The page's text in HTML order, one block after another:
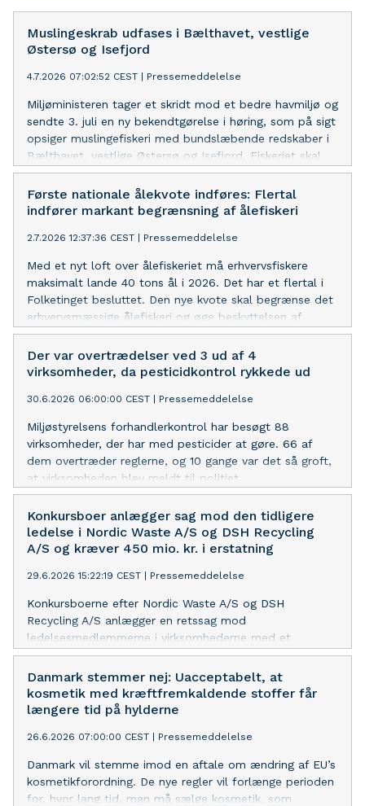
Muslingeskrab udfases i Bælthavet, vestlige
Østersø og Isefjord
4.7.2026 07:02:52 CEST | Pressemeddelelse
Miljøministeren tager et skridt mod et bedre havmiljø og
sendte 3. juli en ny bekendtgørelse i høring, som på sigt
opsiger muslingefiskeri med bundslæbende redskaber i
Bælthavet, vestlige Østersø og Isefjord. Fiskeriet skal
ophøre senest 30. september 2034, men ministeren vil
undersøge, om det kan udfases markant hurtigere.
Første nationale ålekvote indføres: Flertal
indfører markant begrænsning af ålefiskeri
2.7.2026 12:37:36 CEST | Pressemeddelelse
Med et nyt loft over ålefiskeriet må erhvervsfiskere
maksimalt lande 40 tons ål i 2026. Det har et flertal i
Folketinget besluttet. Den nye kvote skal begrænse det
erhvervsmæssige ålefiskeri og øge beskyttelsen af
ålebestanden. Samtidig prioriteres fem mio. kroner til
udsætning af ål i 2027.
Der var overtrædelser ved 3 ud af 4
virksomheder, da pesticidkontrol rykkede ud
30.6.2026 06:00:00 CEST | Pressemeddelelse
Miljøstyrelsens forhandlerkontrol har besøgt 88
virksomheder, der har med pesticider at gøre. 66 af
dem overtræder reglerne, og 10 gange var det så groft,
at virksomheden blev meldt til politiet.
Konkursboer anlægger sag mod den tidligere
ledelse i Nordic Waste A/S og DSH Recycling
A/S og kræver 450 mio. kr. i erstatning
29.6.2026 15:22:19 CEST | Pressemeddelelse
Konkursboerne efter Nordic Waste A/S og DSH
Recycling A/S anlægger en retssag mod
ledelsesmedlemmerne i virksomhederne med et
erstatningskrav på ca. 450 mio. kr. Regeringen har stillet
den nødvendige sikkerhed for sagsomkostningerne, så
retssagen kan anlægges og princippet om, at
forureneren betaler forfølges.
Danmark stemmer nej: Uacceptabelt, at
kosmetik med kræftfremkaldende stoffer får
længere tid på hylderne
26.6.2026 07:00:00 CEST | Pressemeddelelse
Danmark vil stemme imod en aftale om ændring af EU’s
kosmetikforordning. De nye regler vil forlænge perioden
for, hvor lang tid, man må sælge kosmetik, som